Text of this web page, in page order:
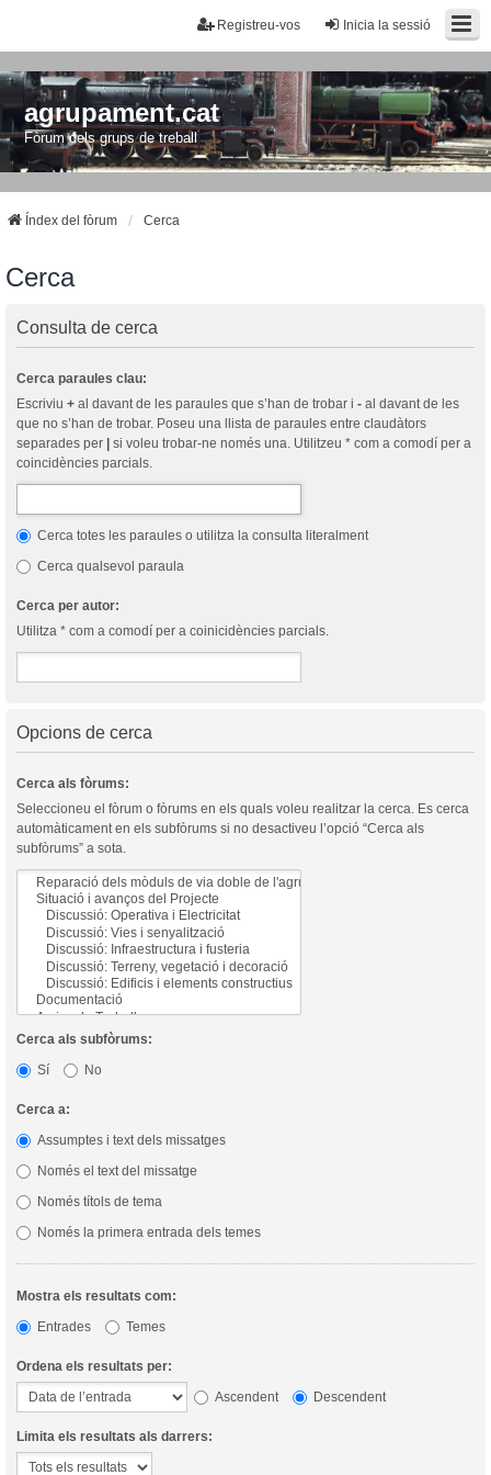
Inicia la sessió
Registreu-vos
agrupament.cat
Fòrum dels grups de treball
Índex del fòrum Cerca
Cerca
Consulta de cerca
Cerca paraules clau:
Escriviu + al davant de les paraules que s’han de trobar i - al davant de les
que no s’han de trobar. Poseu una llista de paraules entre claudàtors
separades per | si voleu trobar-ne només una. Utilitzeu * com a comodí per a
coincidències parcials.
Cerca totes les paraules o utilitza la consulta literalment
Cerca qualsevol paraula
Cerca per autor:
Utilitza * com a comodí per a coinicidències parcials.
Opcions de cerca
Cerca als fòrums:
Seleccioneu el fòrum o fòrums en els quals voleu realitzar la cerca. Es cerca
automàticament en els subfòrums si no desactiveu l’opció “Cerca als
subfòrums” a sota.
Cerca als subfòrums:
Sí
No
Cerca a:
Assumptes i text dels missatges
Només el text del missatge
Només títols de tema
Només la primera entrada dels temes
Mostra els resultats com:
Entrades
Temes
Ordena els resultats per:
Ascendent
Descendent
Limita els resultats als darrers: